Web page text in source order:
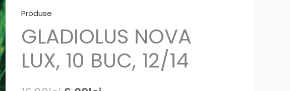
Produse
GLADIOLUS NOVA
LUX, 10 BUC, 12/14
a
fost:
16.00lei.
este:
6.00lei.